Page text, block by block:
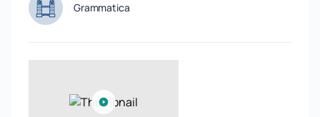
Grammatica